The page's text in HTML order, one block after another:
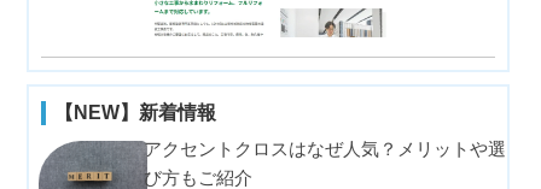
【NEW】新着情報
アクセントクロスはなぜ人気？メリットや選
び方もご紹介